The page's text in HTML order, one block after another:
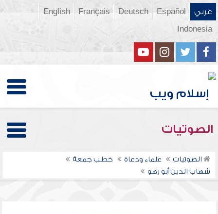
عربي Español
Deutsch
Français
English
Indonesia
الصوتيات
الصوتيات علماء ودعاة
خطب جمعة
شهاب الدين أبو زهو